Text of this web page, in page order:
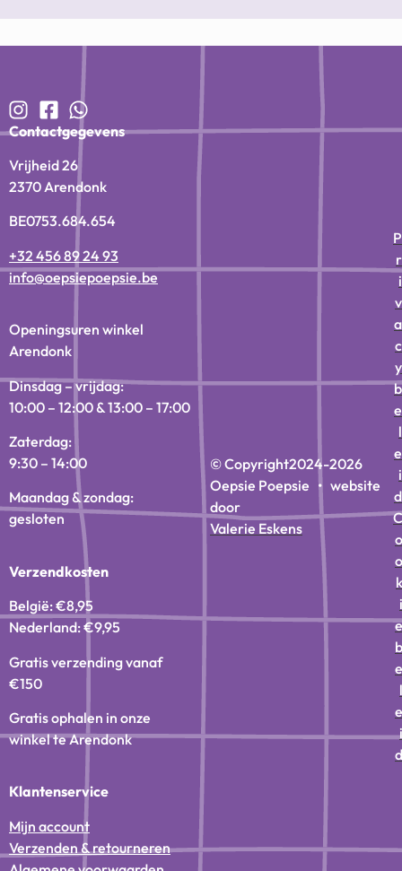
Contactgegevens
Vrijheid 26
2370 Arendonk
BE0753.684.654
+32 456 89 24 93
info@oepsiepoepsie.be
Openingsuren winkel
Arendonk
Dinsdag – vrijdag:
10:00 – 12:00 & 13:00 – 17:00
Zaterdag:
9:30 – 14:00
Maandag & zondag:
gesloten
Verzendkosten
België: €8,95
Nederland: €9,95
Gratis verzending vanaf
€150
Gratis ophalen in onze
winkel te Arendonk
Klantenservice
Mijn account
Verzenden & retourneren
© Copyright2024-2026
Oepsie Poepsie • website
door
Valerie Eskens
P
r
i
v
a
c
y
b
e
l
e
i
d
C
o
o
k
i
e
b
e
l
e
i
d